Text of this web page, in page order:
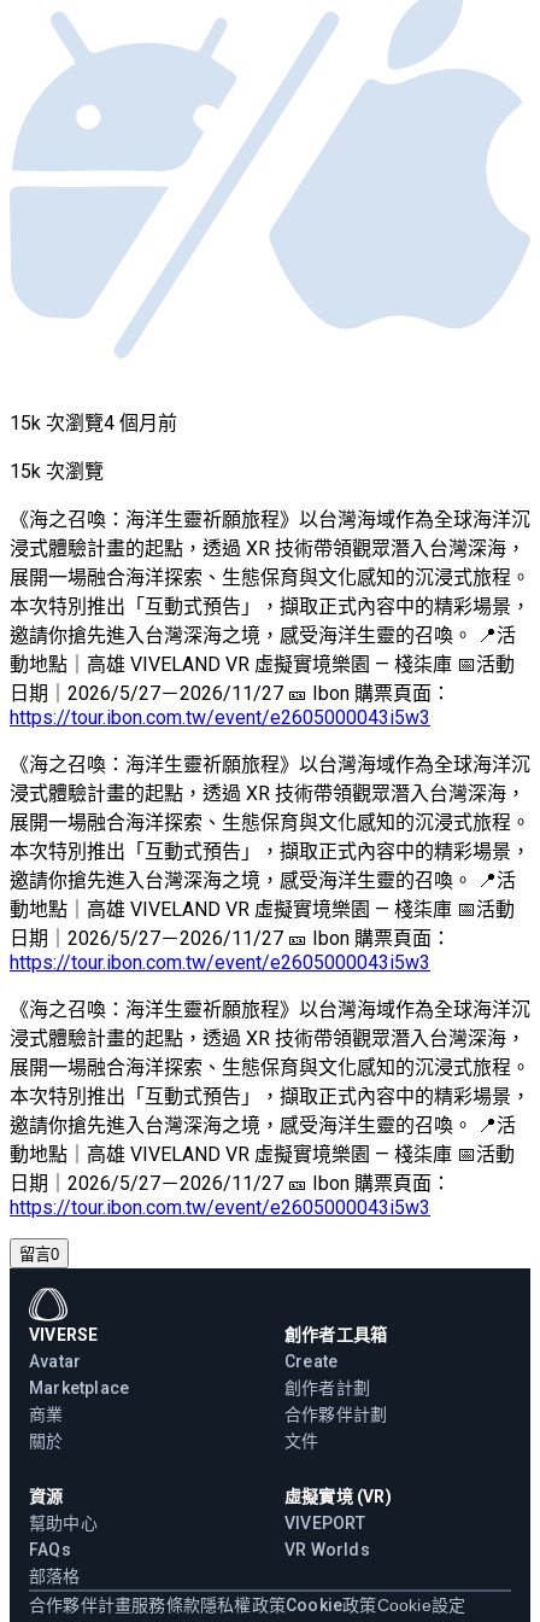
15k 次瀏覽4 個月前
15k 次瀏覽
《海之召喚：海洋生靈祈願旅程》以台灣海域作為全球海洋沉
浸式體驗計畫的起點，透過 XR 技術帶領觀眾潛入台灣深海，
展開一場融合海洋探索、生態保育與文化感知的沉浸式旅程。
本次特別推出「互動式預告」，擷取正式內容中的精彩場景，
邀請你搶先進入台灣深海之境，感受海洋生靈的召喚。 📍活
動地點｜高雄 VIVELAND VR 虛擬實境樂園 — 棧柒庫 📅活動
日期｜2026/5/27－2026/11/27 🎫 Ibon 購票頁面：
https://tour.ibon.com.tw/event/e2605000043i5w3
《海之召喚：海洋生靈祈願旅程》以台灣海域作為全球海洋沉
浸式體驗計畫的起點，透過 XR 技術帶領觀眾潛入台灣深海，
展開一場融合海洋探索、生態保育與文化感知的沉浸式旅程。
本次特別推出「互動式預告」，擷取正式內容中的精彩場景，
邀請你搶先進入台灣深海之境，感受海洋生靈的召喚。 📍活
動地點｜高雄 VIVELAND VR 虛擬實境樂園 — 棧柒庫 📅活動
日期｜2026/5/27－2026/11/27 🎫 Ibon 購票頁面：
https://tour.ibon.com.tw/event/e2605000043i5w3
《海之召喚：海洋生靈祈願旅程》以台灣海域作為全球海洋沉
浸式體驗計畫的起點，透過 XR 技術帶領觀眾潛入台灣深海，
展開一場融合海洋探索、生態保育與文化感知的沉浸式旅程。
本次特別推出「互動式預告」，擷取正式內容中的精彩場景，
邀請你搶先進入台灣深海之境，感受海洋生靈的召喚。 📍活
動地點｜高雄 VIVELAND VR 虛擬實境樂園 — 棧柒庫 📅活動
日期｜2026/5/27－2026/11/27 🎫 Ibon 購票頁面：
https://tour.ibon.com.tw/event/e2605000043i5w3
留言0
VIVERSE
Avatar
Marketplace
商業
關於
創作者工具箱
Create
創作者計劃
合作夥伴計劃
文件
資源
幫助中心
FAQs
部落格
虛擬實境 (VR)
VIVEPORT
VR Worlds
合作夥伴計畫服務條款隱私權政策Cookie政策Cookie設定